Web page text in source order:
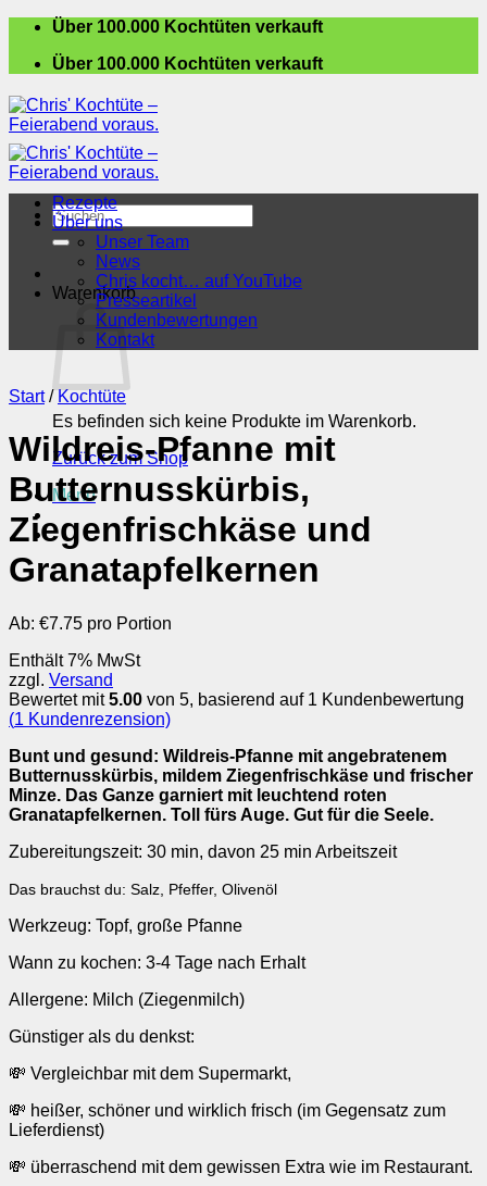
Zum
springen
Über 100.000 Kochtüten verkauft
Über 100.000 Kochtüten verkauft
Suchen
nach:
Warenkorb
Es befinden sich keine Produkte im Warenkorb.
Zurück zum Shop
Menü
Rezepte
Über uns
Unser Team
News
Chris kocht… auf YouTube
Presseartikel
Kundenbewertungen
Kontakt
Start / Kochtüte
Wildreis-Pfanne mit
Butternusskürbis,
Ziegenfrischkäse und
Granatapfelkernen
Ab: €7.75 pro Portion
Enthält 7% MwSt
zzgl. Versand
Bewertet mit5.00 von 5, basierend auf 1 Kundenbewertung
(1 Kundenrezension)
Bunt und gesund: Wildreis-Pfanne mit angebratenem
Butternusskürbis, mildem Ziegenfrischkäse und frischer
Minze. Das Ganze garniert mit leuchtend roten
Granatapfelkernen. Toll fürs Auge. Gut für die Seele.
Zubereitungszeit: 30 min, davon 25 min Arbeitszeit
Das brauchst du: Salz, Pfeffer, Olivenöl
Werkzeug: Topf, große Pfanne
Wann zu kochen: 3-4 Tage nach Erhalt
Allergene: Milch (Ziegenmilch)
Günstiger als du denkst:
💸 Vergleichbar mit dem Supermarkt,
💸 heißer, schöner und wirklich frisch (im Gegensatz zum
Lieferdienst)
💸 überraschend mit dem gewissen Extra wie im Restaurant.